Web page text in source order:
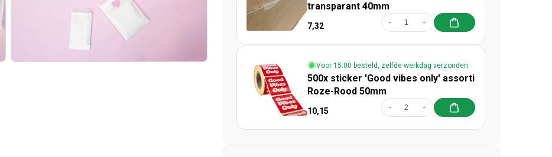
transparant 40mm
7,32 - +
Voor 15:00 besteld, zelfde werkdag verzonden
500x sticker 'Good vibes only' assorti
Roze-Rood 50mm
10,15 - +